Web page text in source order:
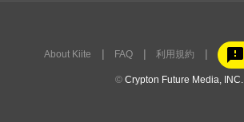
About Kiite FAQ 利用規約 feedback
© Crypton Future Media, INC.